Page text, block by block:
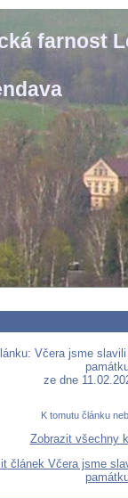
farnost
Včera jsme
ze dne
K tomutu článku
Zobrazit všechny
článek Včera jsme